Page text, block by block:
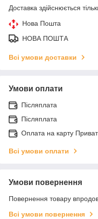
Доставка здійснюється
Нова Пошта
НОВА ПОШТА
Всі умови доставки
Умови оплати
Післяплата
Післяплата
Оплата на карту
Всі умови оплати
Умови повернення
Повернення товару
Всі умови повернення